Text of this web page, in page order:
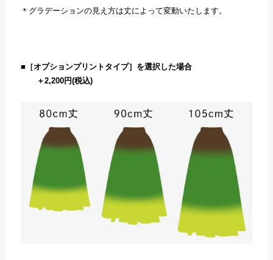
＊グラデーションの見え方は丈によって変動いたします。
■ ［オプションプリントタイプ］を選択した場合
＋2,200円(税込)